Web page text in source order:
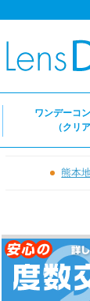
ワンデーコ
（クリア
熊本